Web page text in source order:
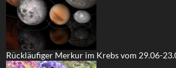
Rückläufiger Merkur im Krebs vom 29.06-